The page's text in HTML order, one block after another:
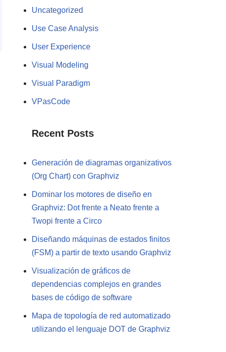
Uncategorized
Use Case Analysis
User Experience
Visual Modeling
Visual Paradigm
VPasCode
Recent Posts
Generación de diagramas organizativos
(Org Chart) con Graphviz
Dominar los motores de diseño en
Graphviz: Dot frente a Neato frente a
Twopi frente a Circo
Diseñando máquinas de estados finitos
(FSM) a partir de texto usando Graphviz
Visualización de gráficos de
dependencias complejos en grandes
bases de código de software
Mapa de topología de red automatizado
utilizando el lenguaje DOT de Graphviz